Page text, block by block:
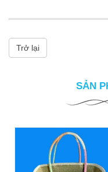
Trở lại
SẢN